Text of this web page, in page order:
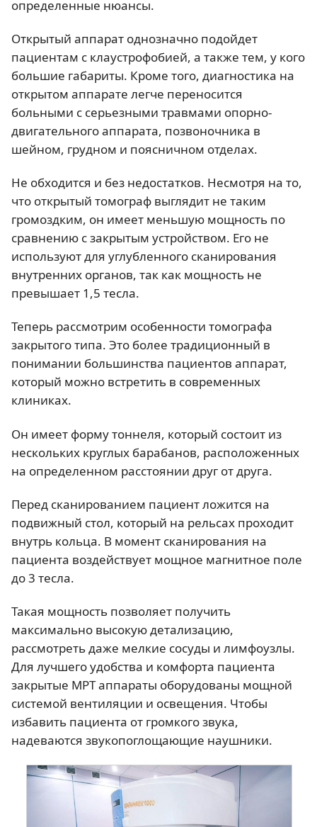
определенные нюансы.
Открытый аппарат однозначно подойдет
пациентам с клаустрофобией, а также тем, у кого
большие габариты. Кроме того, диагностика на
открытом аппарате легче переносится
больными с серьезными травмами опорно-
двигательного аппарата, позвоночника в
шейном, грудном и поясничном отделах.
Не обходится и без недостатков. Несмотря на то,
что открытый томограф выглядит не таким
громоздким, он имеет меньшую мощность по
сравнению с закрытым устройством. Его не
используют для углубленного сканирования
внутренних органов, так как мощность не
превышает 1,5 тесла.
Теперь рассмотрим особенности томографа
закрытого типа. Это более традиционный в
понимании большинства пациентов аппарат,
который можно встретить в современных
клиниках.
Он имеет форму тоннеля, который состоит из
нескольких круглых барабанов, расположенных
на определенном расстоянии друг от друга.
Перед сканированием пациент ложится на
подвижный стол, который на рельсах проходит
внутрь кольца. В момент сканирования на
пациента воздействует мощное магнитное поле
до 3 тесла.
Такая мощность позволяет получить
максимально высокую детализацию,
рассмотреть даже мелкие сосуды и лимфоузлы.
Для лучшего удобства и комфорта пациента
закрытые МРТ аппараты оборудованы мощной
системой вентиляции и освещения. Чтобы
избавить пациента от громкого звука,
надеваются звукопоглощающие наушники.